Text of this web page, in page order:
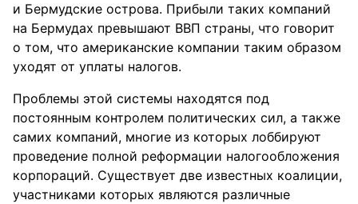
и Бермудские острова. Прибыли таких компаний
на Бермудах превышают ВВП страны, что говорит
о том, что американские компании таким образом
уходят от уплаты налогов.
Проблемы этой системы находятся под
постоянным контролем политических сил, а также
самих компаний, многие из которых лоббируют
проведение полной реформации налогообложения
корпораций. Существует две известных коалиции,
участниками которых являются различные